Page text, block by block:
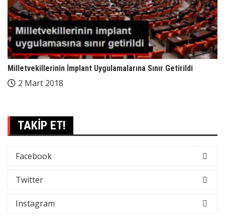
Milletvekillerinin İmplant Uygulamalarına Sınır Getirildi
2 Mart 2018
TAKİP ET!
Facebook
Twitter
Instagram